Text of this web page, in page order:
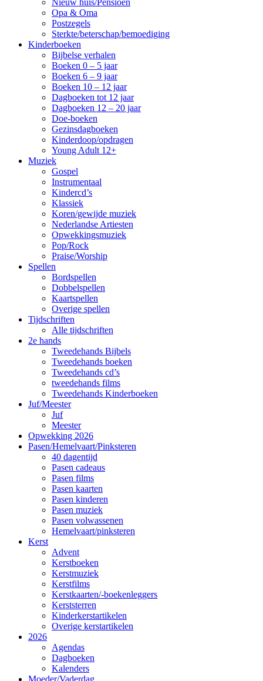
Nieuw huis/Pensioen
Opa & Oma
Postzegels
Sterkte/beterschap/bemoediging
Kinderboeken
Bijbelse verhalen
Boeken 0 – 5 jaar
Boeken 6 – 9 jaar
Boeken 10 – 12 jaar
Dagboeken tot 12 jaar
Dagboeken 12 – 20 jaar
Doe-boeken
Gezinsdagboeken
Kinderdoop/opdragen
Young Adult 12+
Muziek
Gospel
Instrumentaal
Kindercd’s
Klassiek
Koren/gewijde muziek
Nederlandse Artiesten
Opwekkingsmuziek
Pop/Rock
Praise/Worship
Spellen
Bordspellen
Dobbelspellen
Kaartspellen
Overige spellen
Tijdschriften
Alle tijdschriften
2e hands
Tweedehands Bijbels
Tweedehands boeken
Tweedehands cd’s
tweedehands films
Tweedehands Kinderboeken
Juf/Meester
Juf
Meester
Opwekking 2026
Pasen/Hemelvaart/Pinksteren
40 dagentijd
Pasen cadeaus
Pasen films
Pasen kaarten
Pasen kinderen
Pasen muziek
Pasen volwassenen
Hemelvaart/pinksteren
Kerst
Advent
Kerstboeken
Kerstmuziek
Kerstfilms
Kerstkaarten/-boekenleggers
Kerststerren
Kinderkerstartikelen
Overige kerstartikelen
2026
Agendas
Dagboeken
Kalenders
Moeder/Vaderdag